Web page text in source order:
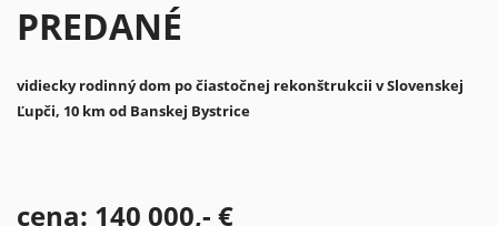
PREDANÉ
vidiecky rodinný dom po čiastočnej rekonštrukcii v Slovenskej
Ľupči, 10 km od Banskej Bystrice
cena: 140 000,- €